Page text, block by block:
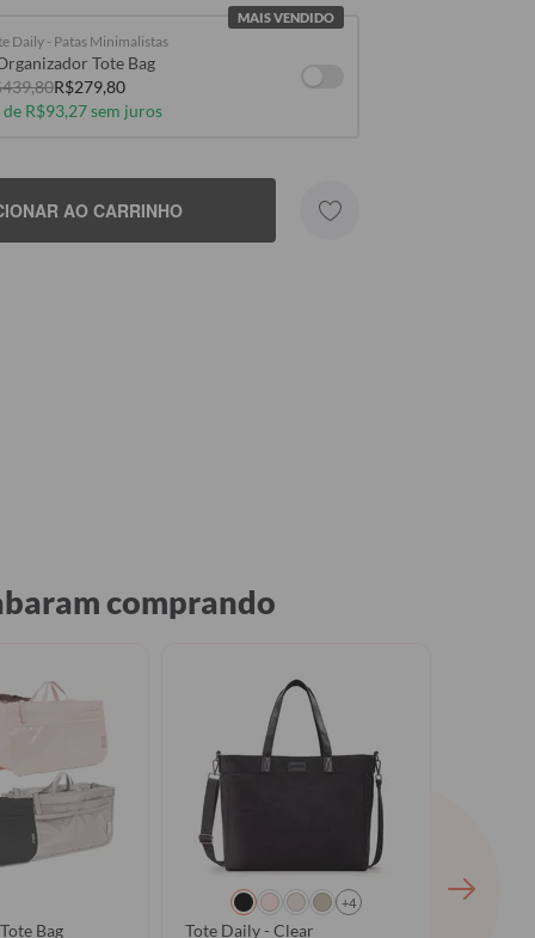
MAIS VENDIDO
Daily - Patas Minimalistas
Tote Bag
R$279,80
de R$93,27 sem juros
AO CARRINHO
comprando
Bag
+4
Tote Daily - Clear